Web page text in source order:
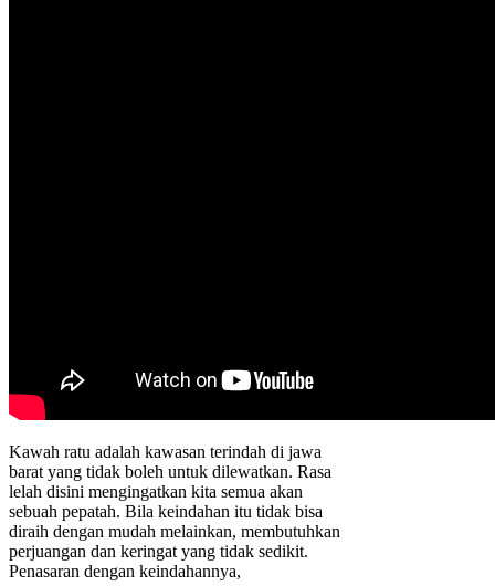
Kawah ratu adalah kawasan terindah di jawa
barat yang tidak boleh untuk dilewatkan. Rasa
lelah disini mengingatkan kita semua akan
sebuah pepatah. Bila keindahan itu tidak bisa
diraih dengan mudah melainkan, membutuhkan
perjuangan dan keringat yang tidak sedikit.
Penasaran dengan keindahannya,